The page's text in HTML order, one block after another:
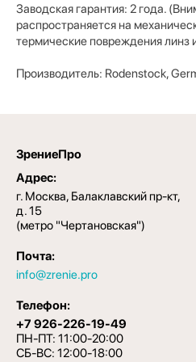
Заводская гарантия: 2 года.
распространяется на
термические повреждения линз
Производитель: Rodenstock,
ЗрениеПро
Адрес:
г. Москва, Балаклавский пр-кт,
д. 15
(метро "Чертановская")
Почта:
info@zrenie.pro
Телефон:
+7 926-226-19-49
ПН-ПТ: 11:00-20:00
СБ-ВС: 12:00-18:00